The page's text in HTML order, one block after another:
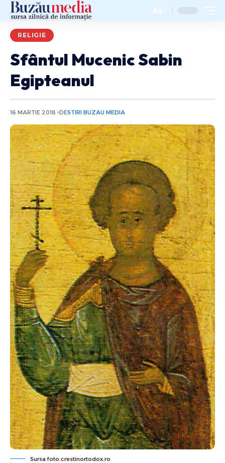
Aa
RELIGIE
Sfântul Mucenic Sabin
Egipteanul
16 MARTIE 2018 DESTIRI BUZAU MEDIA
Sursa foto:crestinortodox.ro